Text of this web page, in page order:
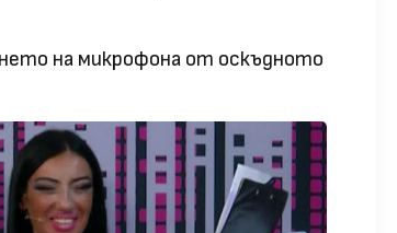
на микрофона от оскъдното